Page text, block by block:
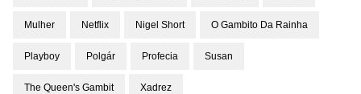
Mulher Netflix Nigel Short O Gambito Da Rainha
Playboy Polgár Profecia Susan
The Queen's Gambit Xadrez